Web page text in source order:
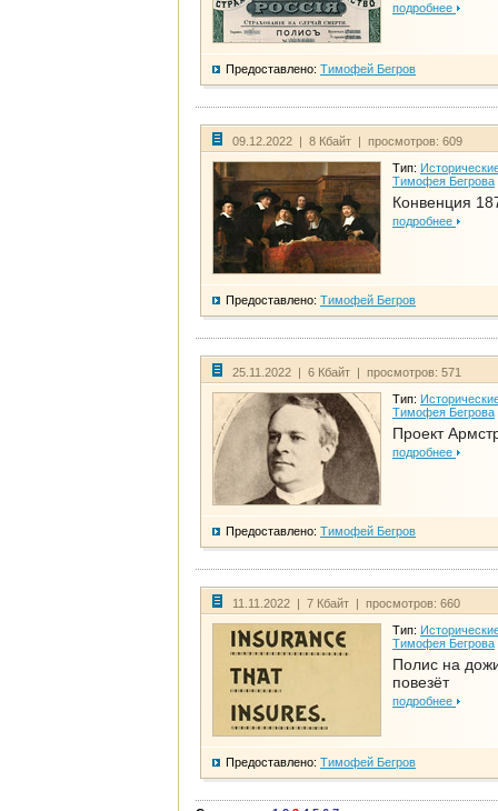
подробнее
Предоставлено: Тимофей Бегров
09.12.2022 | 8 Кбайт | просмотров: 609
Тип:
Тимофея Бегрова
Конвенция
подробнее
Предоставлено: Тимофей Бегров
25.11.2022 | 6 Кбайт | просмотров: 571
Тип:
Тимофея Бегрова
Проект
подробнее
Предоставлено: Тимофей Бегров
11.11.2022 | 7 Кбайт | просмотров: 660
Тип:
Тимофея Бегрова
Полис на
повезёт
подробнее
Предоставлено: Тимофей Бегров